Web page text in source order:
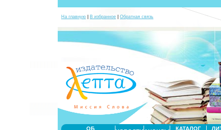
На главную В избранное Обратная связь
ОБ
КАТАЛОГ